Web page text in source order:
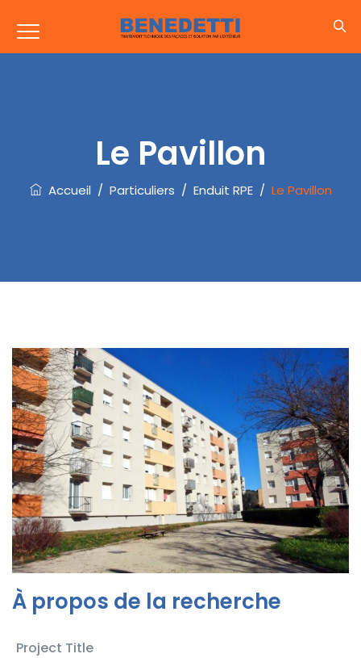
Le Pavillon
Accueil / Particuliers / Enduit RPE/ Le Pavillon
À propos de la recherche
Project Title